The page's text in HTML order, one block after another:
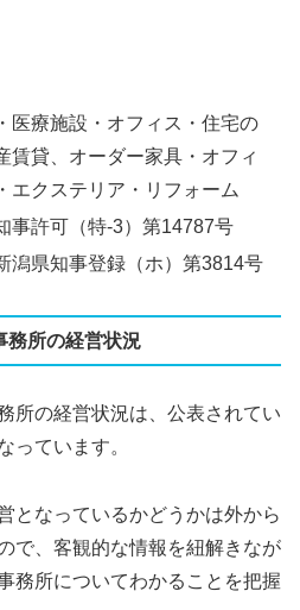
医療施設・オフィス・住宅の
賃貸、オーダー家具・オフィ
エクステリア・リフォーム
事許可（特-3）第14787号
潟県知事登録（ホ）第3814号
務所の経営状況
所の経営状況は、公表されてい
っています。
となっているかどうかは外から
で、客観的な情報を紐解きなが
務所についてわかることを把握